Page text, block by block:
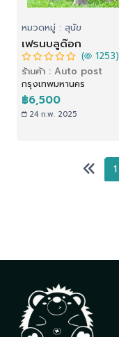
หมวดหมู่ : สุนัข
เฟรนบลูด๊อก
( 1253)
ร้านค้า : Auto post
กรุงเทพมหานคร
฿6,500
24 ก.พ. 2025
1